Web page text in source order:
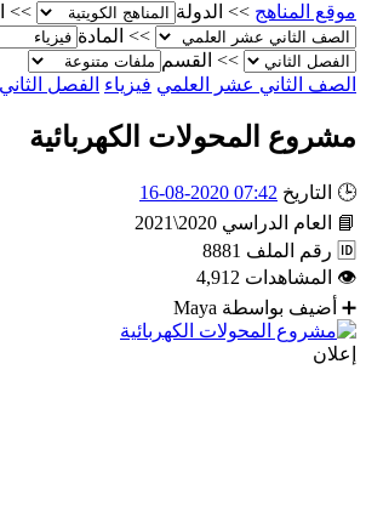
موقع المناهج >> الدولة >>
>>
المادة
>>
القسم
الصف الثاني عشر العلمي فيزياء الفصل الثاني
مشروع المحولات الكهربائية
🕒 التاريخ 07:42 2020-08-16
📘
العام الدراسي 2020\2021
🆔 رقم الملف 8881
👁
المشاهدات 4,912
➕
أضيف بواسطة Maya
إعلان